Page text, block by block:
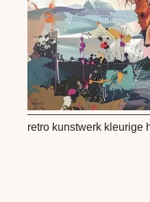
retro kunstwerk kleurige